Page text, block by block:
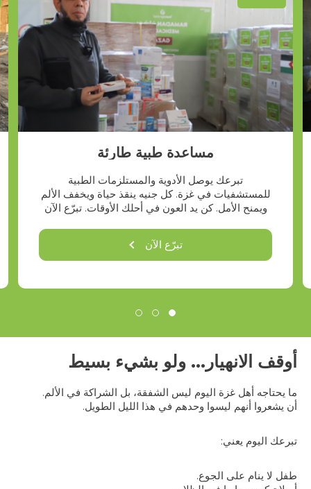
مساعدة طبية طارئة
تبرعك يوصل الأدوية والمستلزمات الطبية
للمستشفيات في غزة. كل جنيه ينقذ حياة ويخفف الألم
ويمنح الأمل. كن يد العون في أحلك الأوقات. تبرّع الآن
تبرّع الآن
أوقف الانهيار... ولو بشيء بسيط
ما يحتاجه أهل غزة اليوم ليس الشفقة، بل الشراكة في الألم.
أن يشعروا أنهم ليسوا وحدهم في هذا الليل الطويل.
تبرعك اليوم يعني:
طفل لا ينام على الجوع.